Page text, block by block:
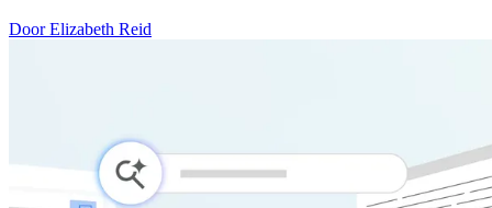
Door Elizabeth Reid